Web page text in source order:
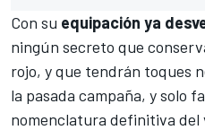
Con su equipación ya
ningún secreto que
rojo, y que tendrán toques
la pasada campaña, y solo
nomenclatura definitiva del